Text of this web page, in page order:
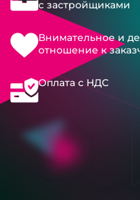
с застройщиками
Внимательное и
отношение к
Оплата с НДС